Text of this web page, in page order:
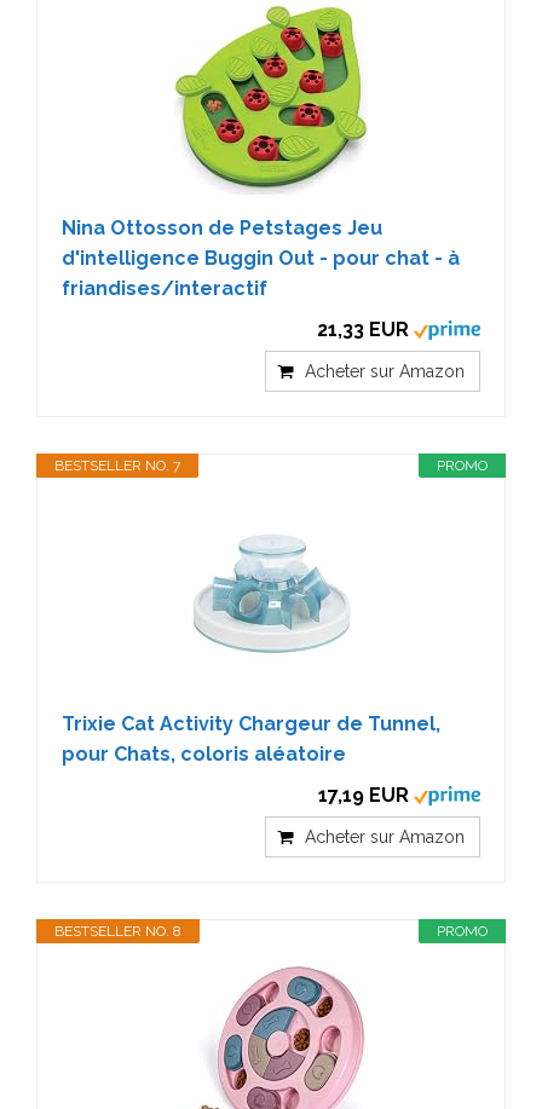
Nina Ottosson de Petstages Jeu
d'intelligence Buggin Out - pour chat - à
friandises/interactif
21,33 EUR
Acheter sur Amazon
PROMO
BESTSELLER NO. 7
Trixie Cat Activity Chargeur de Tunnel,
pour Chats, coloris aléatoire
17,19 EUR
Acheter sur Amazon
PROMO
BESTSELLER NO. 8